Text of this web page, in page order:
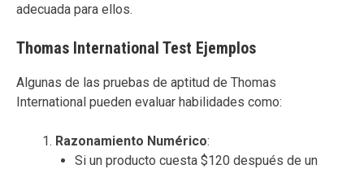
adecuada para ellos.
Thomas International Test Ejemplos
Algunas de las pruebas de aptitud de Thomas
International pueden evaluar habilidades como:
Razonamiento Numérico:
Si un producto cuesta $120 después de un